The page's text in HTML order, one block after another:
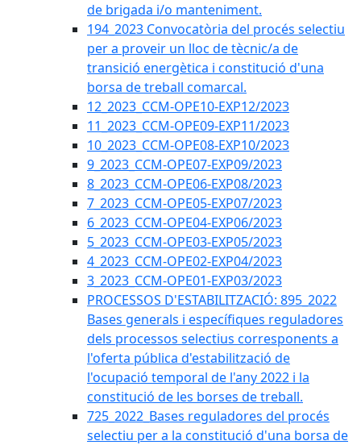
de brigada i/o manteniment.
194_2023 Convocatòria del procés selectiu
per a proveir un lloc de tècnic/a de
transició energètica i constitució d'una
borsa de treball comarcal.
12_2023_CCM-OPE10-EXP12/2023
11_2023_CCM-OPE09-EXP11/2023
10_2023_CCM-OPE08-EXP10/2023
9_2023_CCM-OPE07-EXP09/2023
8_2023_CCM-OPE06-EXP08/2023
7_2023_CCM-OPE05-EXP07/2023
6_2023_CCM-OPE04-EXP06/2023
5_2023_CCM-OPE03-EXP05/2023
4_2023_CCM-OPE02-EXP04/2023
3_2023_CCM-OPE01-EXP03/2023
PROCESSOS D'ESTABILITZACIÓ: 895_2022
Bases generals i específiques reguladores
dels processos selectius corresponents a
l'oferta pública d'estabilització de
l'ocupació temporal de l'any 2022 i la
constitució de les borses de treball.
725_2022_Bases reguladores del procés
selectiu per a la constitució d'una borsa de